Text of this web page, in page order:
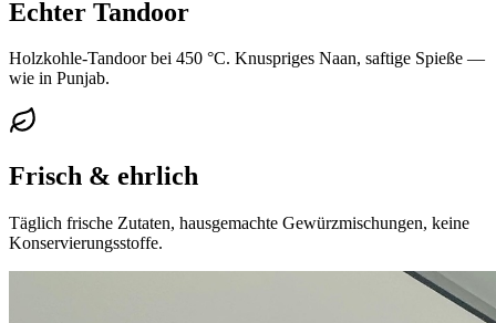
Echter Tandoor
Holzkohle-Tandoor bei 450 °C. Knuspriges Naan, saftige Spieße —
wie in Punjab.
Frisch & ehrlich
Täglich frische Zutaten, hausgemachte Gewürzmischungen, keine
Konservierungsstoffe.